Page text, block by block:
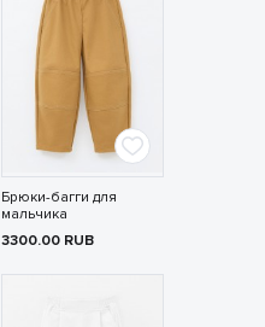
Брюки-багги для
мальчика
3300.00 RUB